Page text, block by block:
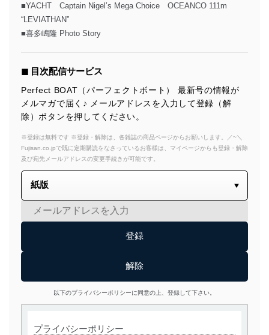
■YACHT Captain Nigel’s Mega Choice OCEANCO 111m
“LEVIATHAN”
■喜多嶋隆 Photo Story
◼︎ 目次配信サービス
Perfect BOAT（パーフェクトボート） 最新号の情報が
メルマガで届く♪ メールアドレスを入力して登録（解
除）ボタンを押してください。
※登録は無料です ※登録・解除は、各雑誌の商品ページからお願いします。／~＼
Fujisan.co.jpで既に定期購読をなさっているお客様は、マイページからも登録・解除
及び宛先メールアドレスの変更手続きが可能です。
以下のプライバシーポリシーに同意の上、登録して下さい。
プライバシーポリシー